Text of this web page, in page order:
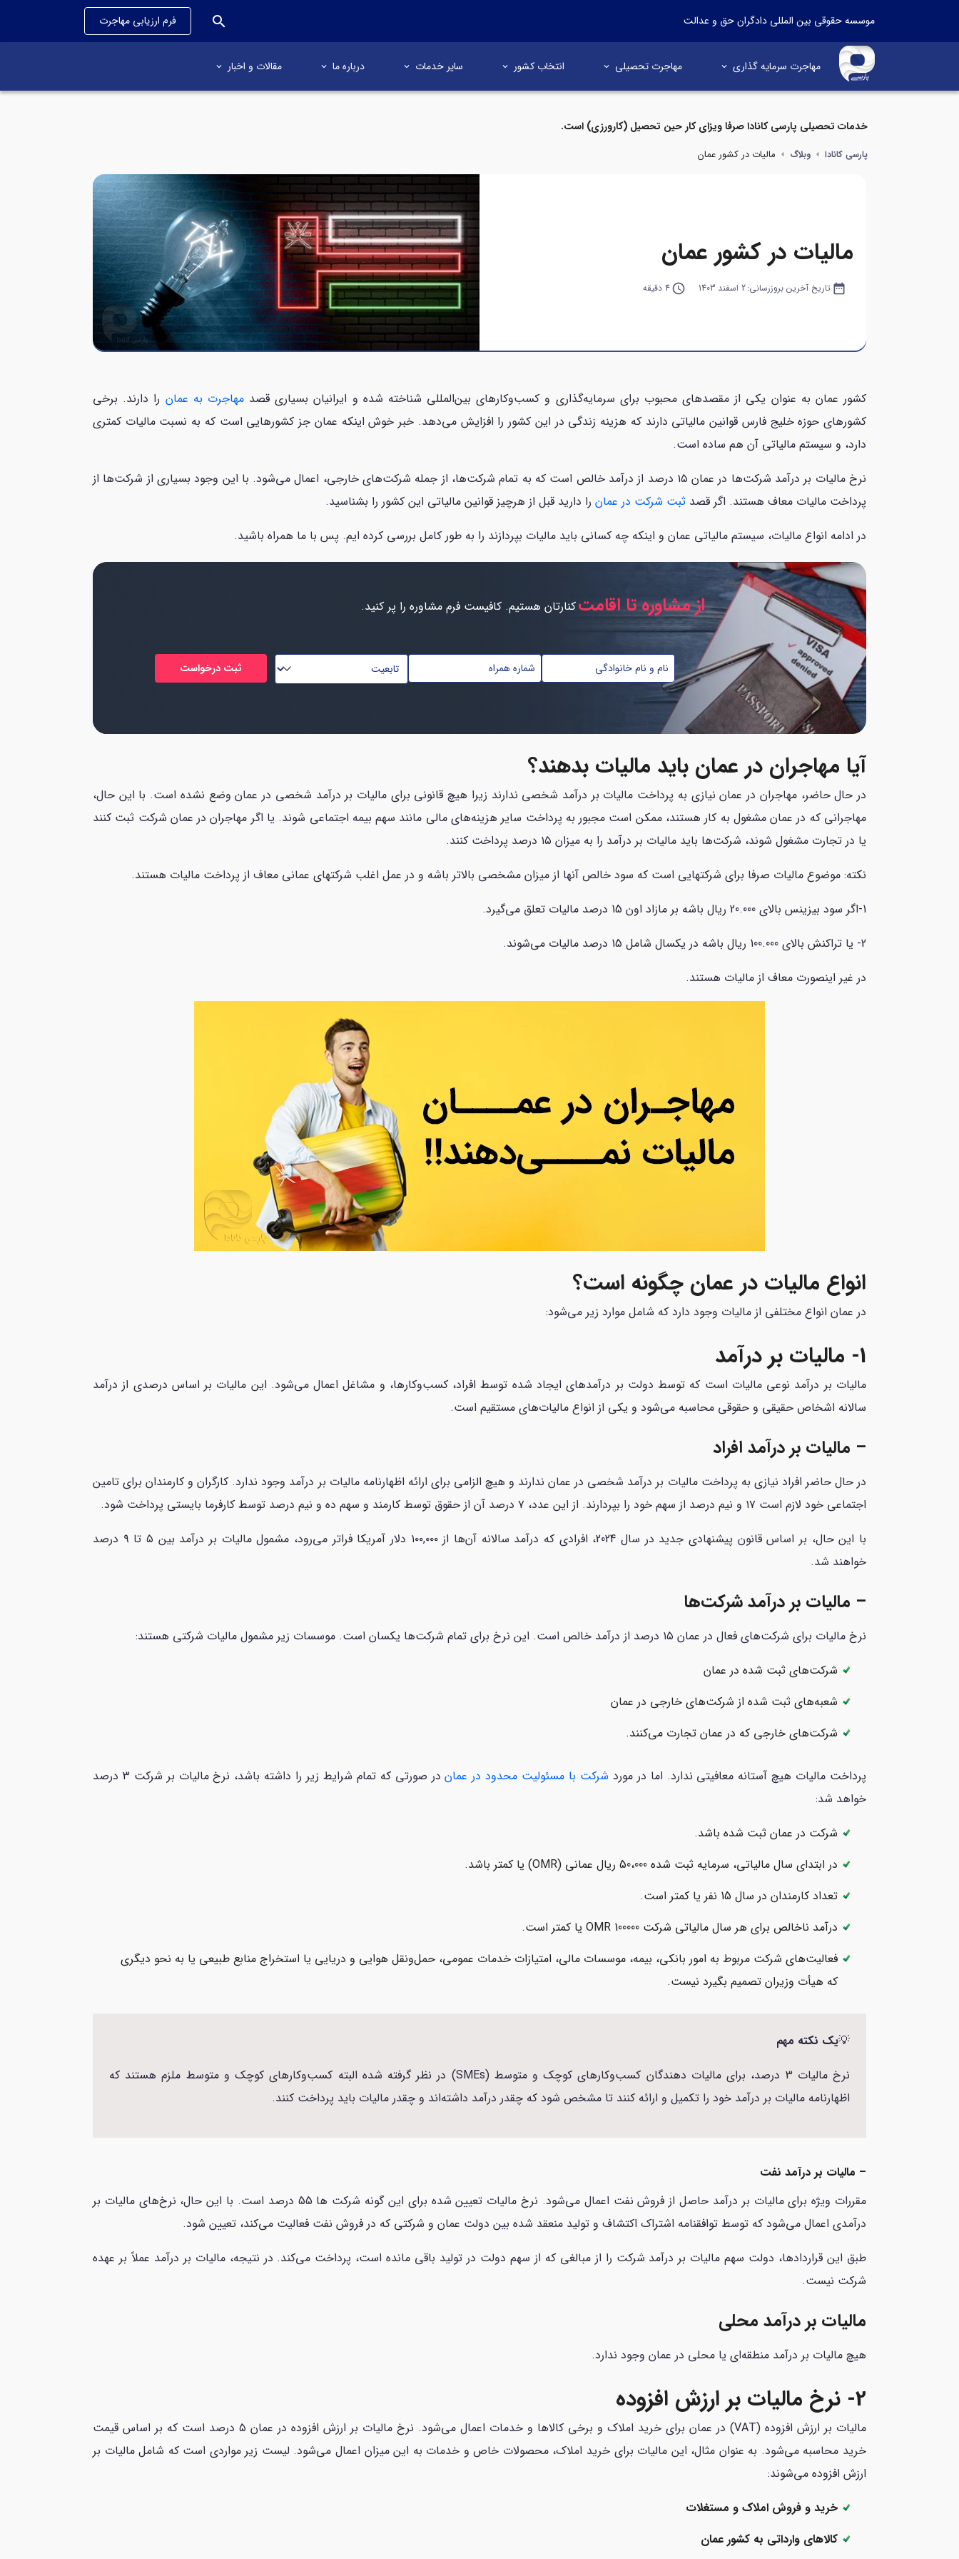
موسسه حقوقی بین المللی دادگران حق و عدالت فرم ارزیابی مهاجرت search
مهاجرت سرمایه گذاری مهاجرت تحصیلی انتخاب کشور سایر خدمات درباره ما مقالات و اخبار
خدمات تحصیلی پارسی کانادا صرفا ویزای کار حین تحصیل (کارورزی) است.
پارسی کانادا وبلاگ مالیات در کشور عمان
مالیات در کشور عمان
date_range تاریخ آخرین بروزرسانی:2 اسفند 1403 query_builder4 دقیقه
کشور عمان به عنوان یکی از مقصدهای محبوب برای سرمایه‌گذاری و کسب‌وکارهای بین‌المللی شناخته شده و ایرانیان بسیاری قصدمهاجرت به عمان را دارند. برخی
کشورهای حوزه خلیج فارس قوانین مالیاتی دارند که هزینه زندگی در این کشور را افزایش می‌دهد. خبر خوش اینکه عمان جز کشورهایی است که به نسبت مالیات کمتری
دارد، و سیستم مالیاتی آن هم ساده است.
نرخ مالیات بر درآمد شرکت‌ها در عمان ۱۵ درصد از درآمد خالص است که به تمام شرکت‌ها، از جمله شرکت‌های خارجی، اعمال می‌شود. با این وجود بسیاری از شرکت‌ها از
پرداخت مالیات معاف هستند. اگر قصد ثبت شرکت در عمان را دارید قبل از هرچیز قوانین مالیاتی این کشور را بشناسید.
در ادامه انواع مالیات، سیستم مالیاتی عمان و اینکه چه کسانی باید مالیات بپردازند را به طور کامل بررسی کرده ایم. پس با ما همراه باشید.
از مشاوره تا اقامتکنارتان هستیم. کافیست فرم مشاوره را پر کنید.
نام
و
نام
خانوادگی
شماره
موبایل
*
تابعیت
آیا مهاجران در عمان باید مالیات بدهند؟
در حال حاضر، مهاجران در عمان نیازی به پرداخت مالیات بر درآمد شخصی ندارند زیرا هیچ قانونی برای مالیات بر درآمد شخصی در عمان وضع نشده است. با این حال،
مهاجرانی که در عمان مشغول به کار هستند، ممکن است مجبور به پرداخت سایر هزینه‌های مالی مانند سهم بیمه اجتماعی شوند. یا اگر مهاجران در عمان شرکت ثبت کنند
یا در تجارت مشغول شوند، شرکت‌ها باید مالیات بر درآمد را به میزان ۱۵ درصد پرداخت کنند.
نکته: موضوع مالیات صرفا برای شرکتهایی است که سود خالص آن­ها از میزان مشخصی بالاتر باشه و در عمل اغلب شرکت­های عمانی معاف از پرداخت مالیات هستند.
1- اگر سود بیزینس بالای 20.000 ریال باشه بر مازاد اون 15 درصد مالیات تعلق می‌گیرد.
2- یا تراکنش بالای 100.000 ریال باشه در یکسال شامل 15 درصد مالیات می‌شوند.
در غیر اینصورت معاف از مالیات هستند.
انواع مالیات در عمان چگونه است؟
در عمان انواع مختلفی از مالیات وجود دارد که شامل موارد زیر می‌شود:
1- مالیات بر درآمد
مالیات بر درآمد نوعی مالیات است که توسط دولت بر درآمدهای ایجاد شده توسط افراد، کسب‌وکارها، و مشاغل اعمال می‌شود. این مالیات بر اساس درصدی از درآمد
سالانه اشخاص حقیقی و حقوقی محاسبه می‌شود و یکی از انواع مالیات‌های مستقیم است.
– مالیات بر درآمد افراد
در حال حاضر افراد نیازی به پرداخت مالیات بر درآمد شخصی در عمان ندارند و هیچ الزامی برای ارائه اظهارنامه مالیات بر درآمد وجود ندارد. کارگران و کارمندان برای تامین
اجتماعی خود لازم است ۱۷ و نیم درصد از سهم خود را بپردارند. از این عدد، ۷ درصد آن از حقوق توسط کارمند و سهم ده و نیم درصد توسط کارفرما بایستی پرداخت شود.
با این حال، بر اساس قانون پیشنهادی جدید در سال 2024، افرادی که درآمد سالانه آن‌ها از ۱۰۰,۰۰۰ دلار آمریکا فراتر می‌رود، مشمول مالیات بر درآمد بین ۵ تا ۹ درصد
خواهند شد.
– مالیات بر درآمد شرکت‌ها
نرخ مالیات برای شرکت‌های فعال در عمان ۱۵ درصد از درآمد خالص است. این نرخ برای تمام شرکت‌ها یکسان است. موسسات زیر مشمول مالیات شرکتی هستند:
شرکت‌های ثبت شده در عمان
شعبه‌های ثبت شده از شرکت‌های خارجی در عمان
شرکت‌های خارجی که در عمان تجارت می‌کنند.
پرداخت مالیات هیچ آستانه معافیتی ندارد. اما در مورد شرکت‌ با مسئولیت محدود در عمان
در صورتی که تمام شرایط زیر را داشته باشد، نرخ مالیات بر شرکت 3 درصد
خواهد شد:
شرکت در عمان ثبت شده باشد.
در ابتدای سال مالیاتی، سرمایه ثبت شده 50،000 ریال عمانی (OMR) یا کمتر باشد.
تعداد کارمندان در سال 15 نفر یا کمتر است.
درآمد ناخالص برای هر سال مالیاتی شرکت 100000 OMR یا کمتر است.
فعالیت‌های شرکت مربوط به امور بانکی، بیمه، موسسات مالی، امتیازات خدمات عمومی، حمل‌ونقل هوایی و دریایی یا استخراج منابع طبیعی یا به نحو دیگری
که هیأت وزیران تصمیم بگیرد نیست.
💡یک نکته مهم
نرخ مالیات 3 درصد، برای مالیات دهندگان کسب‌وکارهای کوچک و متوسط (SMEs) در نظر گرفته شده البته کسب‌وکارهای کوچک و متوسط ملزم هستند که
اظهارنامه مالیات بر درآمد خود را تکمیل و ارائه کنند تا مشخص شود که چقدر درآمد داشته‌اند و چقدر مالیات باید پرداخت کنند.
– مالیات بر درآمد نفت
مقررات ویژه برای مالیات بر درآمد حاصل از فروش نفت اعمال می‌شود. نرخ مالیات تعیین شده برای این گونه شرکت ها 55 درصد است. با این حال، نرخ‌های مالیات بر
درآمدی اعمال می‌شود که توسط توافقنامه اشتراک اکتشاف و تولید منعقد شده بین دولت عمان و شرکتی که در فروش نفت فعالیت می‌کند، تعیین شود.
طبق این قراردادها، دولت سهم مالیات بر درآمد شرکت را از مبالغی که از سهم دولت در تولید باقی مانده است، پرداخت می‌کند. در نتیجه، مالیات بر درآمد عملاً بر عهده
شرکت نیست.
مالیات بر درآمد محلی
هیچ مالیات بر درآمد منطقه‌ای یا محلی در عمان وجود ندارد.
2- نرخ مالیات بر ارزش افزوده
مالیات بر ارزش افزوده (VAT) در عمان برای خرید املاک و برخی کالاها و خدمات اعمال می‌شود. نرخ مالیات بر ارزش افزوده در عمان ۵ درصد است که بر اساس قیمت
خرید محاسبه می‌شود. به عنوان مثال، این مالیات برای خرید املاک، محصولات خاص و خدمات به این میزان اعمال می‌شود. لیست زیر مواردی است که شامل مالیات بر
ارزش افزوده می‌شوند:
خرید و فروش املاک و مستغلات
کالاهای وارداتی به کشور عمان